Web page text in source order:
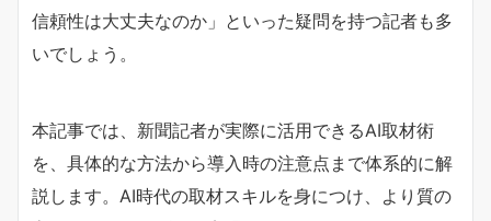
信頼性は大丈夫なのか」といった疑問を持つ記者も多
いでしょう。
本記事では、新聞記者が実際に活用できるAI取材術
を、具体的な方法から導入時の注意点まで体系的に解
説します。AI時代の取材スキルを身につけ、より質の